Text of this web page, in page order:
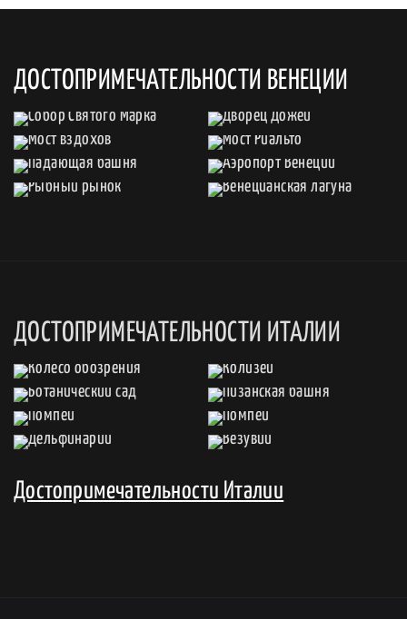
ДОСТОПРИМЕЧАТЕЛЬНОСТИ ВЕНЕЦИИ
ДОСТОПРИМЕЧАТЕЛЬНОСТИ ИТАЛИИ
Достопримечательности Италии